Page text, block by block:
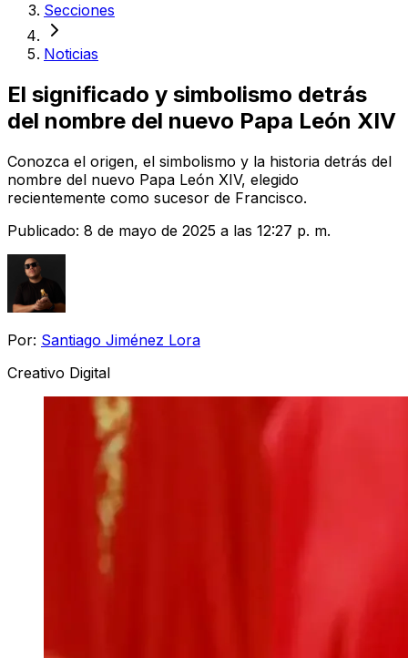
Secciones
Noticias
El significado y simbolismo detrás
del nombre del nuevo Papa León XIV
Conozca el origen, el simbolismo y la historia detrás del
nombre del nuevo Papa León XIV, elegido
recientemente como sucesor de Francisco.
Publicado: 8 de mayo de 2025 a las 12:27 p. m.
Por: Santiago Jiménez Lora
Creativo Digital